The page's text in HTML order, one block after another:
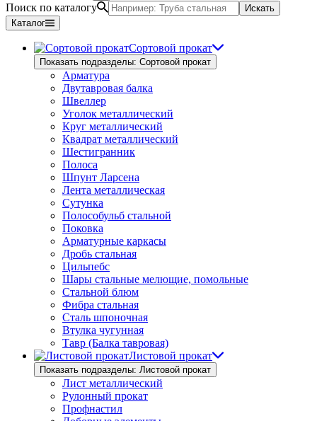
Поиск по каталогу
Искать
Каталог
Сортовой прокат
Показать подразделы: Сортовой прокат
Арматура
Двутавровая балка
Швеллер
Уголок металлический
Круг металлический
Квадрат металлический
Шестигранник
Полоса
Шпунт Ларсена
Лента металлическая
Сутунка
Полособульб стальной
Поковка
Арматурные каркасы
Дробь стальная
Цильпебс
Шары стальные мелющие, помольные
Стальной блюм
Фибра стальная
Сталь шпоночная
Втулка чугунная
Тавр (Балка тавровая)
Листовой прокат
Показать подразделы: Листовой прокат
Лист металлический
Рулонный прокат
Профнастил